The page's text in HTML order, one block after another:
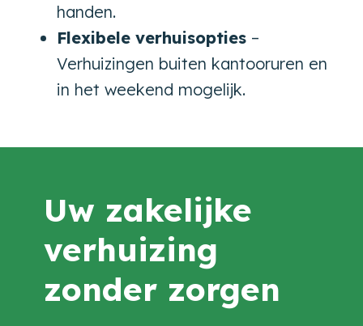
handen.
Flexibele verhuisopties –
Verhuizingen buiten kantooruren en
in het weekend mogelijk.
Uw zakelijke
verhuizing
zonder zorgen